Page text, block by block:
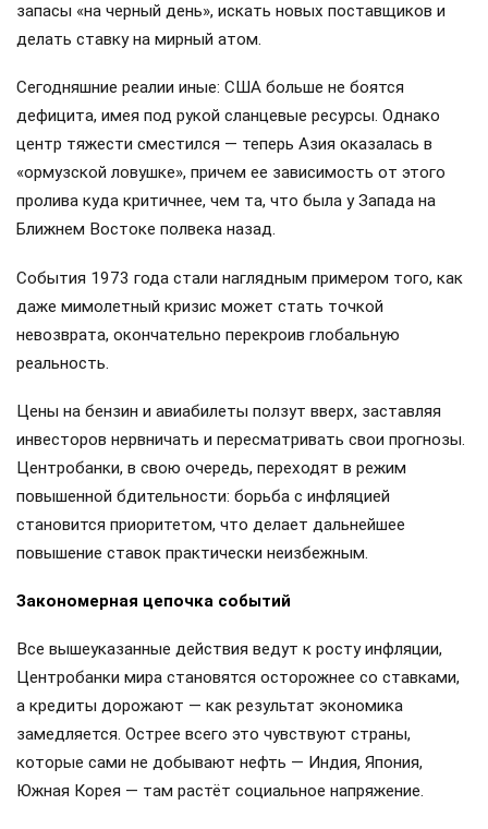
запасы «на черный день», искать новых поставщиков и
делать ставку на мирный атом.
Сегодняшние реалии иные: США больше не боятся
дефицита, имея под рукой сланцевые ресурсы. Однако
центр тяжести сместился — теперь Азия оказалась в
«ормузской ловушке», причем ее зависимость от этого
пролива куда критичнее, чем та, что была у Запада на
Ближнем Востоке полвека назад.
События 1973 года стали наглядным примером того, как
даже мимолетный кризис может стать точкой
невозврата, окончательно перекроив глобальную
реальность.
Цены на бензин и авиабилеты ползут вверх, заставляя
инвесторов нервничать и пересматривать свои прогнозы.
Центробанки, в свою очередь, переходят в режим
повышенной бдительности: борьба с инфляцией
становится приоритетом, что делает дальнейшее
повышение ставок практически неизбежным.
Закономерная цепочка событий
Все вышеуказанные действия ведут к росту инфляции,
Центробанки мира становятся осторожнее со ставками,
а кредиты дорожают — как результат экономика
замедляется. Острее всего это чувствуют страны,
которые сами не добывают нефть — Индия, Япония,
Южная Корея — там растёт социальное напряжение.